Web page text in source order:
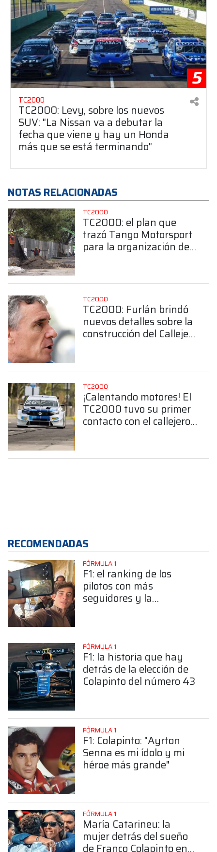
5
TC2000
TC2000: Levy, sobre los nuevos
SUV: "La Nissan va a debutar la
fecha que viene y hay un Honda
más que se está terminando"
NOTAS RELACIONADAS
TC2000
TC2000: el plan que
trazó Tango Motorsport
para la organización del
TC2000
TC2000: Furlán brindó
nuevos detalles sobre la
construcción del Callejero
TC2000
¡Calentando motores! El
TC2000 tuvo su primer
contacto con el callejero
RECOMENDADAS
FÓRMULA 1
F1: el ranking de los
pilotos con más
seguidores y la
FÓRMULA 1
F1: la historia que hay
detrás de la elección de
Colapinto del número 43
FÓRMULA 1
F1: Colapinto: "Ayrton
Senna es mi ídolo y mi
héroe más grande"
FÓRMULA 1
María Catarineu: la
mujer detrás del sueño
de Franco Colapinto en